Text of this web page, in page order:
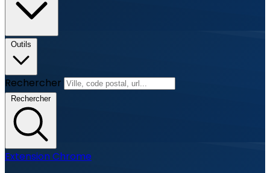
Outils
Rechercher
Rechercher
Extension Chrome